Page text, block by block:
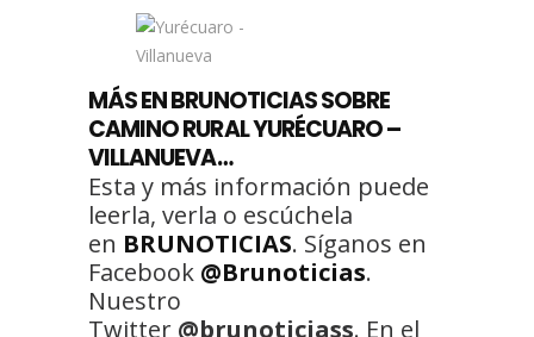
MÁS EN BRUNOTICIAS SOBRE
CAMINO RURAL YURÉCUARO –
VILLANUEVA…
Esta y más información puede
leerla, verla o escúchela
en BRUNOTICIAS. Síganos en
Facebook @Brunoticias.
Nuestro
Twitter @brunoticiass. En el